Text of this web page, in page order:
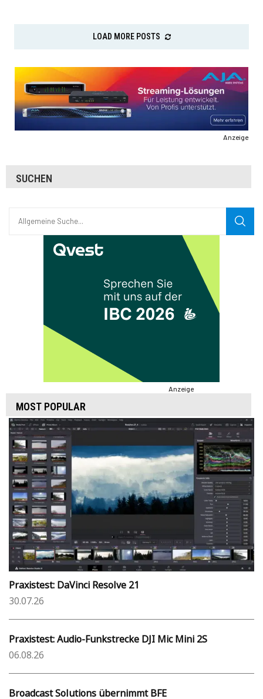
LOAD MORE POSTS
Anzeige
SUCHEN
Anzeige
MOST POPULAR
Praxistest: DaVinci Resolve 21
30.07.26
Praxistest: Audio-Funkstrecke DJI Mic Mini 2S
06.08.26
Broadcast Solutions übernimmt BFE